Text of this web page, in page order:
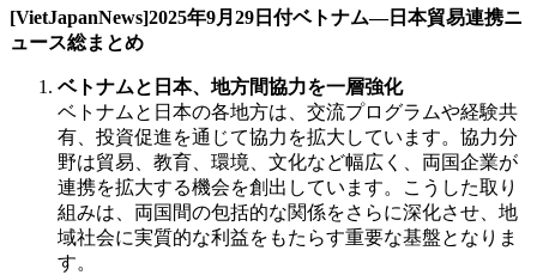
[VietJapanNews]2025年9月29日付ベトナム―日本貿易連携ニ
ュース総まとめ
ベトナムと日本、地方間協力を一層強化
ベトナムと日本の各地方は、交流プログラムや経験共
有、投資促進を通じて協力を拡大しています。協力分
野は貿易、教育、環境、文化など幅広く、両国企業が
連携を拡大する機会を創出しています。こうした取り
組みは、両国間の包括的な関係をさらに深化させ、地
域社会に実質的な利益をもたらす重要な基盤となりま
す。